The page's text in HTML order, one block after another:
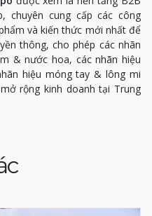
chuyên cung cấp các công
và kiến ​​thức mới nhất để
thông, cho phép các nhãn
& nước hoa, các nhãn hiệu
hiệu móng tay & lông mi
rộng kinh doanh tại Trung